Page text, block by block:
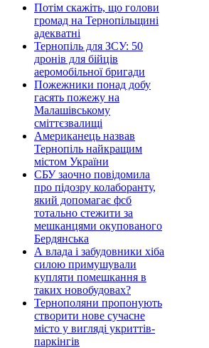
Потім скажіть, що голови
громад на Тернопільщині
адекватні
Тернопіль для ЗСУ: 50
дронів для бійців
аеромобільної бригади
Пожежники понад добу
гасять пожежу на
Малашівському
сміттєзвалищі
Американець назвав
Тернопіль найкращим
містом України
СБУ заочно повідомила
про підозру колаборанту,
який допомагає фсб
тотально стежити за
мешканцями окупованого
Бердянська
А влада і забудовники хіба
силою примушували
купляти помешкання в
таких новобудовах?
Тернополяни пропонують
створити нове сучасне
місто у вигляді укриттів-
паркінгів